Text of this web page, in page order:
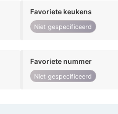
Favoriete keukens
Niet gespecificeerd
Favoriete nummer
Niet gespecificeerd